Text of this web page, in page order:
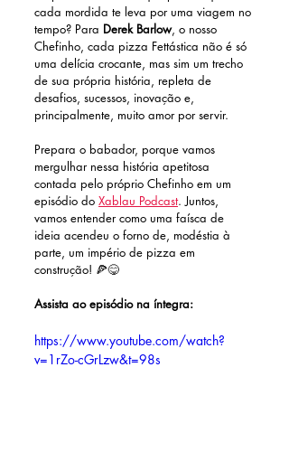
cada mordida te leva por uma viagem no
tempo? Para Derek Barlow, o nosso
Chefinho, cada pizza Fettástica não é só
uma delícia crocante, mas sim um trecho
de sua própria história, repleta de
desafios, sucessos, inovação e,
principalmente, muito amor por servir.
Prepara o babador, porque vamos
mergulhar nessa história apetitosa
contada pelo próprio Chefinho em um
episódio do Xablau Podcast. Juntos,
vamos entender como uma faísca de
ideia acendeu o forno de, modéstia à
parte, um império de pizza em
construção! 🍕😋
Assista ao episódio na íntegra:
https://www.youtube.com/watch?
v=1rZo-cGrLzw&t=98s